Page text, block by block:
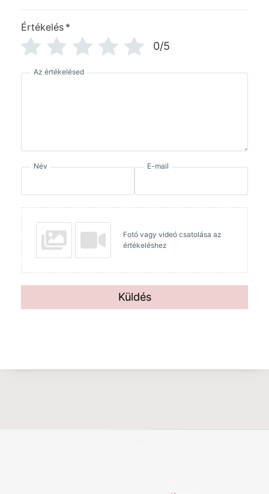
Értékelés *
0/5
Az értékelésed
Név E-mail
Fotó vagy videó csatolása az
értékeléshez
Küldés